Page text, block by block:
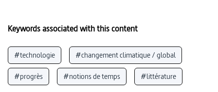
Keywords associated with this content
#technologie #changement climatique / global
#progrès #notions de temps #littérature